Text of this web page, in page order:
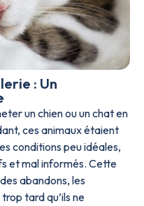
: Un
un chien ou un chat en
ces animaux étaient
conditions peu idéales,
et mal informés. Cette
abandons, les
tard qu’ils ne